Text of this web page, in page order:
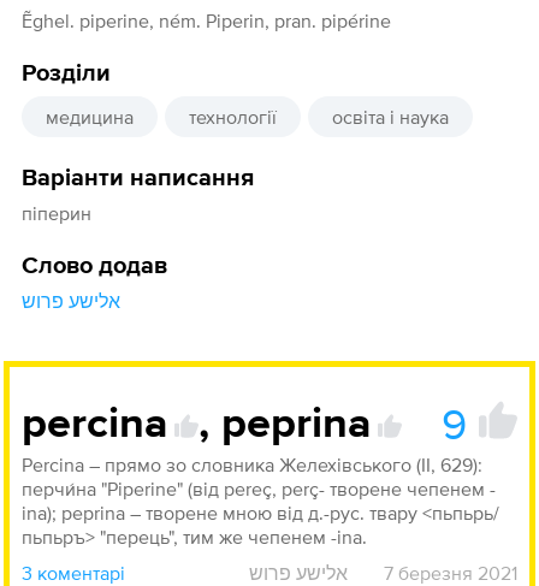
Ẽghel. piperine, ném. Piperin, pran. pipérine
Розділи
медицина технології освіта і наука
Варіанти написання
піперин
Слово додав
אלישע פרוש
percina , peprina 9
Percina – прямо зо словника Желехівського (ІІ, 629):
перчи́на "Piperine" (від pereç, perç- творене чепенем -
ina); peprina – творене мною від д.-рус. твару <пьпьрь/
пьпьръ> "перець", тим же чепенем -ina.
3 коментарі
אלישע פרוש 7 березня 2021